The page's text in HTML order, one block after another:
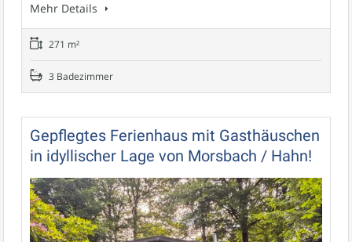
Mehr Details
271 m²
3 Badezimmer
Gepflegtes Ferienhaus mit Gasthäuschen
in idyllischer Lage von Morsbach / Hahn!